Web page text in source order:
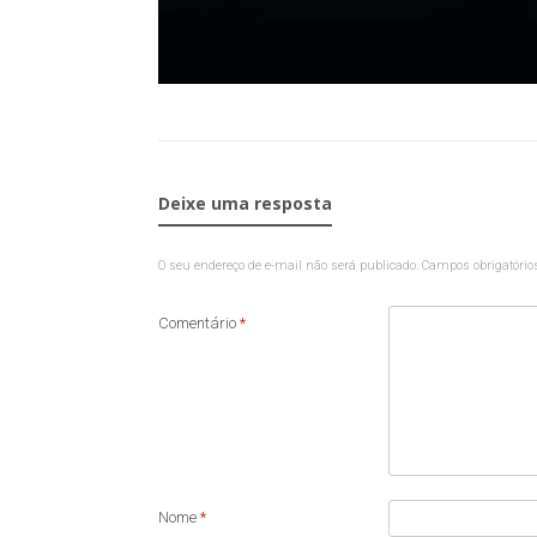
Deixe uma resposta
O seu endereço de e-mail não será publicado. Campos
Comentário *
Nome *